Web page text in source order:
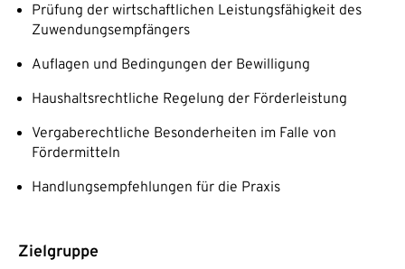
Prüfung der wirtschaftlichen Leistungsfähigkeit des
Zuwendungsempfängers
Auflagen und Bedingungen der Bewilligung
Haushaltsrechtliche Regelung der Förderleistung
Vergaberechtliche Besonderheiten im Falle von
Fördermitteln
Handlungsempfehlungen für die Praxis
Zielgruppe